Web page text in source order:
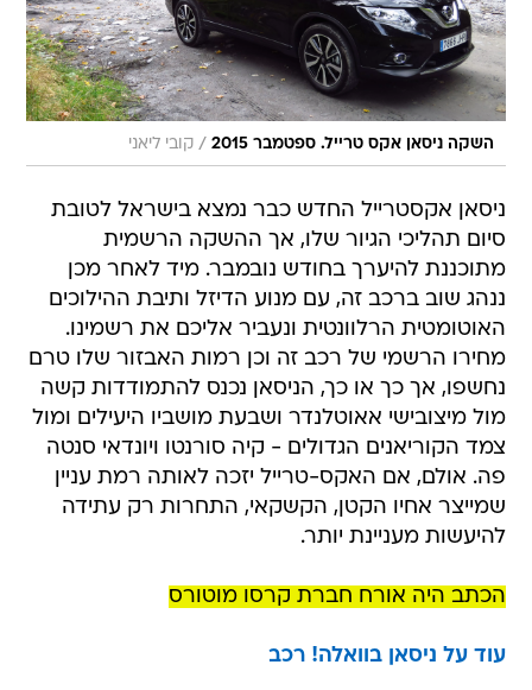
השקה ניסאן אקס טרייל. ספטמבר 2015 / קובי ליאני
ניסאן אקסטרייל החדש כבר נמצא בישראל לטובת
סיום תהליכי הגיור שלו, אך ההשקה הרשמית
מתוכננת להיערך בחודש נובמבר. מיד לאחר מכן
ננהג שוב ברכב זה, עם מנוע הדיזל ותיבת ההילוכים
האוטומטית הרלוונטית ונעביר אליכם את רשמינו.
מחירו הרשמי של רכב זה וכן רמות האבזור שלו טרם
נחשפו, אך כך או כך, הניסאן נכנס להתמודדות קשה
מול מיצובישי אאוטלנדר ושבעת מושביו היעילים ומול
צמד הקוריאנים הגדולים - קיה סורנטו ויונדאי סנטה
פה. אולם, אם האקס-טרייל יזכה לאותה רמת עניין
שמייצר אחיו הקטן, הקשקאי, התחרות רק עתידה
להיעשות מעניינת יותר.
הכתב היה אורח חברת קרסו מוטורס
עוד על ניסאן בוואלה! רכב